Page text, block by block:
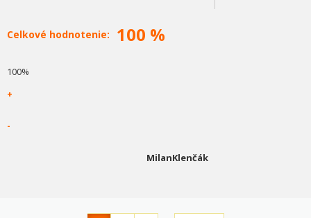
Celkové hodnotenie: 100 %
100%
+
-
MilanKlenčák